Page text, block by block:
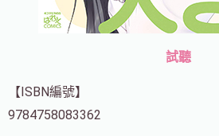
試聽
【ISBN編號】
9784758083362